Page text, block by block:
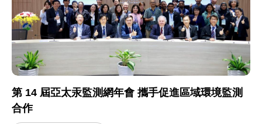
第 14 屆亞太汞監測網年會 攜手促進區域環境監測
合作